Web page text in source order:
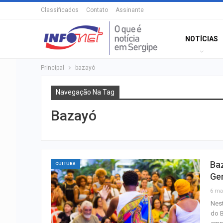
Classificados Contato Assinante
NOTÍCIAS
Principal bazayó
Navegação Na Tag
Bazayó
CULTURA
6
do